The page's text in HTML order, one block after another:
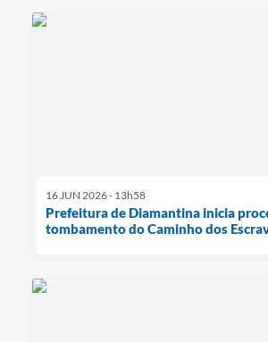
16 JUN 2026 - 13h58
Prefeitura de Diamantina inicia
tombamento do Caminho dos